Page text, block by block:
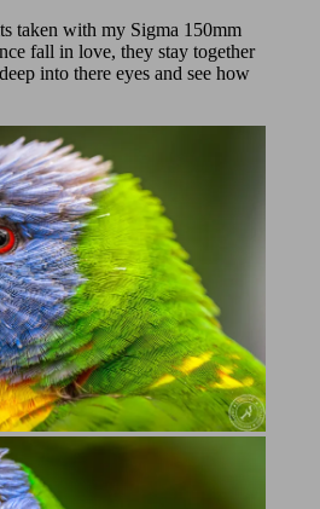
taken with my Sigma 150mm
fall in love, they stay together
into there eyes and see how